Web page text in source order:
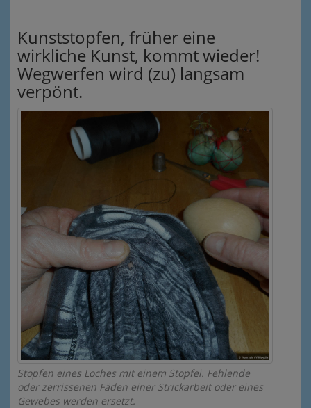
Kunststopfen, früher eine
wirkliche Kunst, kommt wieder!
Wegwerfen wird (zu) langsam
verpönt.
Stopfen eines Loches mit einem Stopfei. Fehlende
oder zerrissenen Fäden einer Strickarbeit oder eines
Gewebes werden ersetzt.